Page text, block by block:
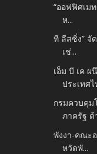
“ออฟฟิศเม
ห...
ที ลีสซิ่ง” จั
เช่...
เอ็ม บี เค
ประเทศไ
กรมควบคุม
ภาครัฐ ด้
พังงา-คณะ
หวัดพั...